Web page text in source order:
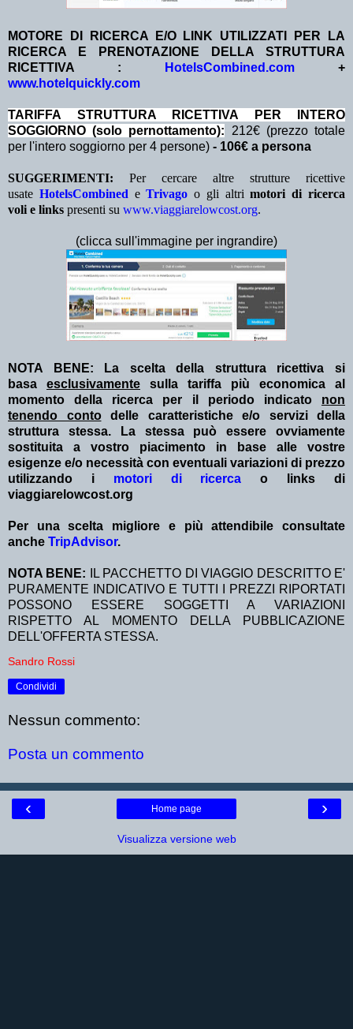
MOTORE DI RICERCA E/O LINK UTILIZZATI PER LA
RICERCA E PRENOTAZIONE DELLA STRUTTURA
RICETTIVA :
HotelsCombined.com +
www.hotelquickly.com
TA RIFFA STRUTTURA RICETTIVA PER INTERO
SOGGIORNO (solo pernottamento): 212€ (prezzo totale
per l'intero soggiorno per 4 persone) - 106€ a persona
SUGGERIMENTI: Per cercare altre strutture ricettive
usate HotelsCombined eTrivago o gli altrimotori di ricerca
voli e links presenti su www.viaggiarelowcost.org.
(clicca sull'immagine per ingrandire)
NOTA BENE: La scelta della struttura ricettiva si
basa esclusivamente sulla tariffa più economica al
momento della ricerca per il periodo indicato non
tenendo contodelle caratteristiche e/o servizi della
struttura stessa. La stessa può essere ovviamente
sostituita a vostro piacimento in base alle vostre
esigenze e/o necessità con eventuali variazioni di prezzo
utilizzando i motori di ricerca o links di
viaggiarelowcost.org
Per una scelta migliore e più attendibile consultate
anche TripAdvisor.
NOTA BENE:
IL PACCHETTO DI VIAGGIO DESCRITTO E'
PURAMENTE INDICATIVO E TUTTI I PREZZI RIPORTATI
POSSONO ESSERE SOGGETTI A VARIAZIONI
RISPETTO AL MOMENTO DELLA PUBBLICAZIONE
DELL'OFFERTA STESSA.
Sandro Rossi
Condividi
Nessun commento:
Posta un commento
‹ ›
Home page
Visualizza versione web